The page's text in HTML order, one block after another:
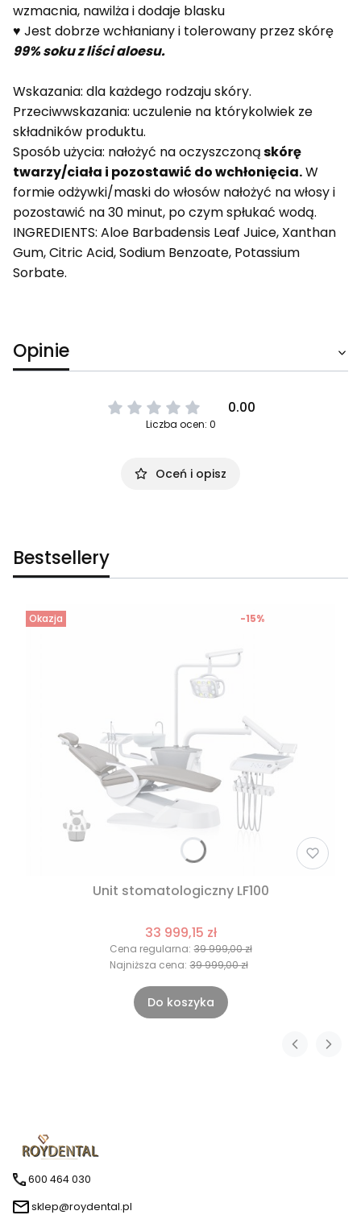
wzmacnia, nawilża i dodaje blasku
♥ Jest dobrze wchłaniany i tolerowany przez skórę
99% soku z liści aloesu.
Wskazania: dla każdego rodzaju skóry.
Przeciwwskazania: uczulenie na którykolwiek ze
składników produktu.
Sposób użycia: nałożyć na oczyszczonąskórę
twarzy/ciała i pozostawić do wchłonięcia.W
formie odżywki/maski do włosów nałożyć na włosy i
pozostawić na 30 minut, po czym spłukać wodą.
INGREDIENTS: Aloe Barbadensis Leaf Juice, Xanthan
Gum, Citric Acid, Sodium Benzoate, Potassium
Sorbate.
Opinie
0.00
Liczba ocen: 0
Oceń i opisz
Bestsellery
Okazja
Unit stomatologiczny LF100
33 999,15 zł
Cena regularna: 39 999,00 zł
-15%
Najniższa cena: 39 999,00 zł
Do koszyka
600 464 030
sklep@roydental.pl